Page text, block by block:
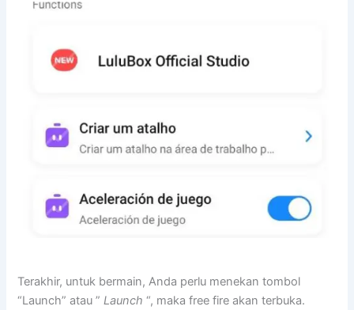
Terakhir, untuk bermain, Anda perlu menekan tombol
“Launch” atau ”Launch “, maka free fire akan terbuka.